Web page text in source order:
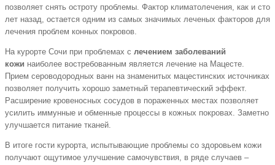
позволяет снять остроту проблемы. Фактор климатолечения, как и сто
лет назад, остается одним из самых значимых леченых факторов для
лечения проблем конных покровов.
На курорте Сочи при проблемах с лечением заболеваний
кожи наиболее востребованным является лечение на Мацесте.
Прием сероводородных ванн на знаменитых мацестинских источниках
позволяет получить хорошо заметный терапевтический эффект.
Расширение кровеносных сосудов в пораженных местах позволяет
усилить иммунные и обменные процессы в кожных покровах. Заметно
улучшается питание тканей.
В итоге гости курорта, испытывающие проблемы со здоровьем кожи
получают ощутимое улучшение самочувствия, в ряде случаев –